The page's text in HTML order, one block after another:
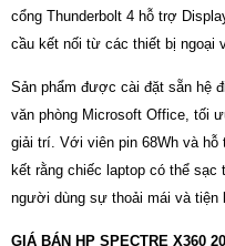
cổng Thunderbolt 4 hỗ trợ
cầu kết nối từ các thiết bị ngoại
Sản phẩm được cài đặt sẵn hệ
văn phòng Microsoft Office, tối
giải trí. Với viên pin 68Wh và hỗ
kết rằng chiếc laptop có thể
người dùng sự thoải mái và tiện
GIÁ BÁN HP SPECTRE X360